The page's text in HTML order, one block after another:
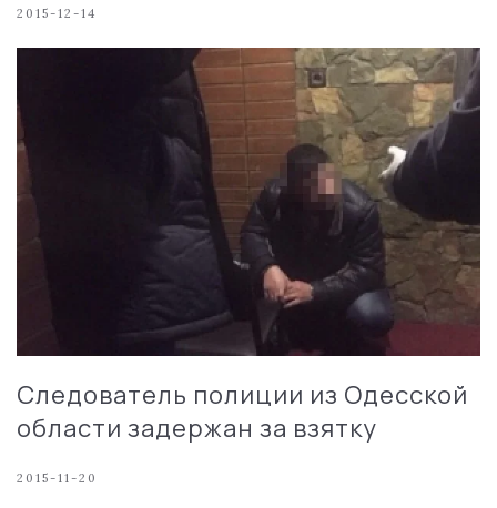
2015-12-14
Следователь полиции из Одесской
области задержан за взятку
2015-11-20